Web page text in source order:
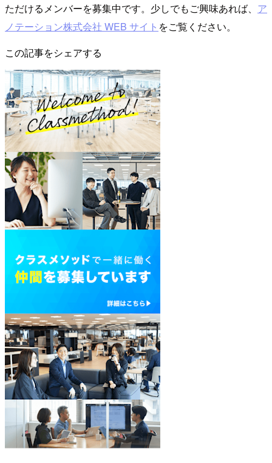
ただけるメンバーを募集中です。少しでもご興味あれば、 ア
ノテーション株式会社 WEB サイト をご覧ください。
この記事をシェアする